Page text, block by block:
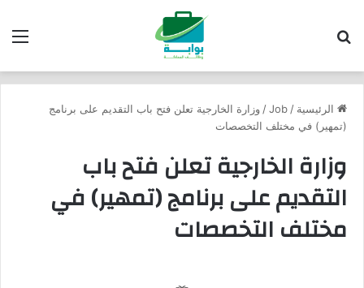
الرئيسية /
Job
/ وزارة الخارجية تعلن فتح باب التقديم على برنامج
(تمهير) في مختلف التخصصات
وزارة الخارجية تعلن فتح باب
التقديم على برنامج (تمهير) في
مختلف التخصصات